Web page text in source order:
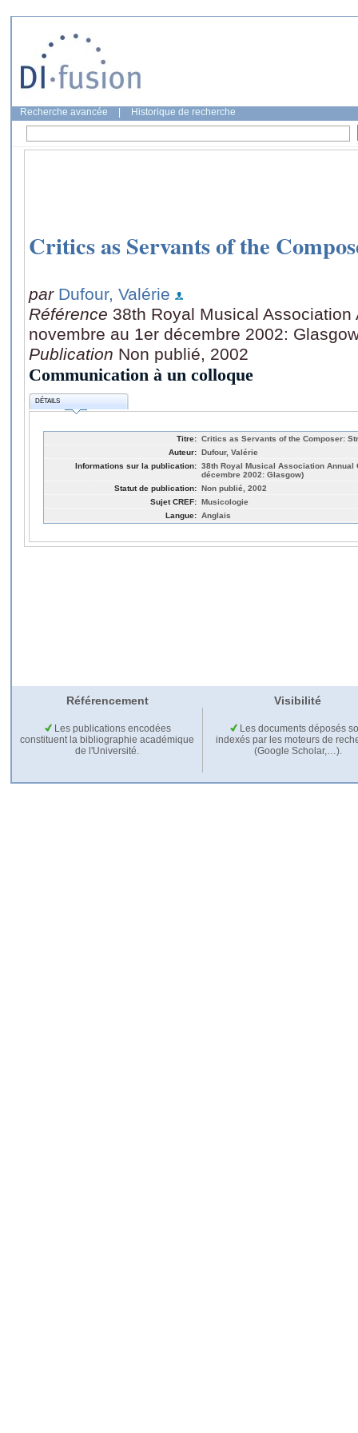
Recherche avancée Historique de recherche
Critics as Servants of the
par Dufour, Valérie
Référence 38th Royal Musical
novembre au 1er décembre 2002:
Publication Non publié, 2002
Communication à un colloque
DÉTAILS
Titre: Critics as Servants of the Composer:
Auteur: Dufour, Valérie
Informations sur la publication: 38th Royal Musical Association Annual
décembre 2002: Glasgow)
Statut de publication: Non publié, 2002
Sujet CREF: Musicologie
Langue: Anglais
Référencement Visibilité
Les publications encodées
constituent la bibliographie académique
de l'Université.
Les documents déposés
indexés par les moteurs de
(Google Scholar,…).